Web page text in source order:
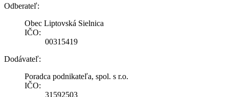
Odberateľ:
Obec Liptovská Sielnica
IČO:
00315419
Dodávateľ:
Poradca podnikateľa, spol. s r.o.
IČO:
31592503